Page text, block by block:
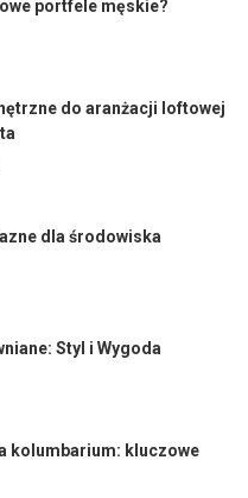
portfele męskie?
do aranżacji loftowej
dla środowiska
Styl i Wygoda
kolumbarium: kluczowe